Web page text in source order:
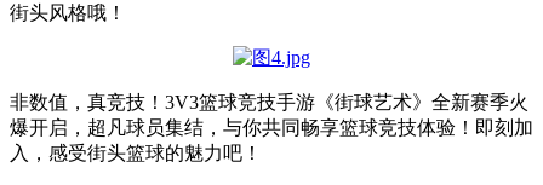
街头风格哦！
非数值，真竞技！3V3篮球竞技手游《街球艺术》全新赛季火
爆开启，超凡球员集结，与你共同畅享篮球竞技体验！即刻加
入，感受街头篮球的魅力吧！